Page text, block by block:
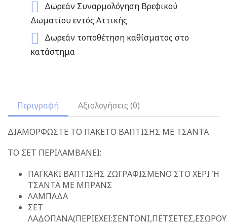
Δωρεάν Συναρμολόγηση Βρεφικού
Δωματίου εντός Αττικής
Δωρεάν τοποθέτηση καθίσματος στο
κατάστημα
Περιγραφή Αξιολογήσεις (0)
ΔΙΑΜΟΡΦΩΣΤΕ ΤΟ ΠΑΚΕΤΟ ΒΑΠΤΙΣΗΣ ΜΕ ΤΣΑΝΤΑ
ΤΟ ΣΕΤ ΠΕΡΙΛΑΜΒΑΝΕΙ:
ΠΑΓΚΑΚΙ ΒΑΠΤΙΣΗΣ ΖΩΓΡΑΦΙΣΜΕΝΟ ΣΤΟ ΧΕΡΙ Ή
ΤΣΑΝΤΑ ΜΕ ΜΠΡΑΝΣ
ΛΑΜΠΑΔΑ
ΣΕΤ